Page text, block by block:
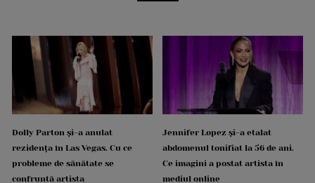
Dolly Parton și-a anulat
rezidența în Las Vegas. Cu ce
probleme de sănătate se
confruntă artista
Jennifer Lopez și-a etalat
abdomenul tonifiat la 56 de ani.
Ce imagini a postat artista în
mediul online